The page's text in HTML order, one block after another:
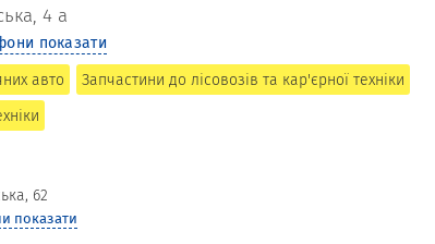
4 а
показати
авто
Запчастини до лісовозів та кар'єрної техніки
62
показати